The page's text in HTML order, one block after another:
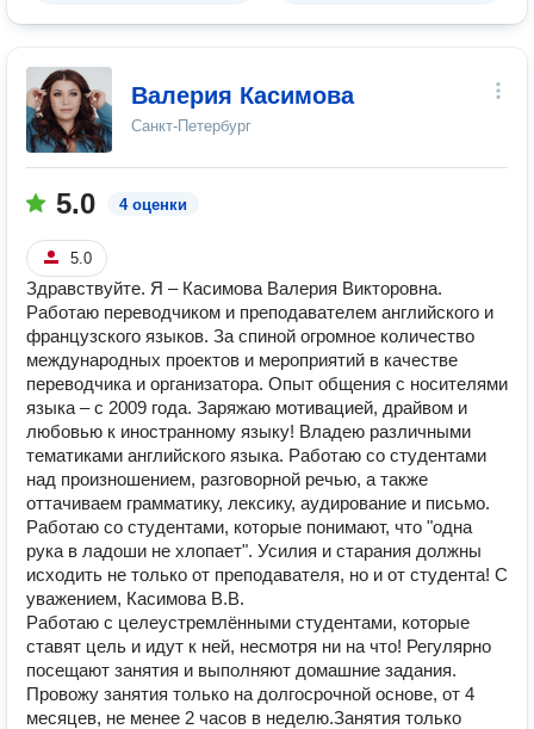
Валерия Касимова
Санкт-Петербург
5.0 4 оценки
5.0
Здравствуйте. Я – Касимова Валерия Викторовна.
Работаю переводчиком и преподавателем английского и
французского языков. За спиной огромное количество
международных проектов и мероприятий в качестве
переводчика и организатора. Опыт общения с носителями
языка – с 2009 года. Заряжаю мотивацией, драйвом и
любовью к иностранному языку! Владею различными
тематиками английского языка. Работаю со студентами
над произношением, разговорной речью, а также
оттачиваем грамматику, лексику, аудирование и письмо.
Работаю со студентами, которые понимают, что "одна
рука в ладоши не хлопает". Усилия и старания должны
исходить не только от преподавателя, но и от студента! С
уважением, Касимова В.В.
Работаю с целеустремлёнными студентами, которые
ставят цель и идут к ней, несмотря ни на что! Регулярно
посещают занятия и выполняют домашние задания.
Провожу занятия только на долгосрочной основе, от 4
месяцев, не менее 2 часов в неделю.Занятия только